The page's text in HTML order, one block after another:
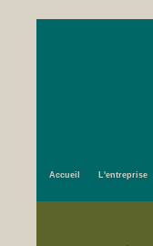
Accueil L'entreprise